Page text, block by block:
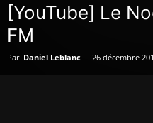
[YouTube] Le
FM
Par Daniel Leblanc - 26 décembre